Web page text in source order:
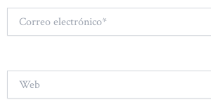
electrónico*